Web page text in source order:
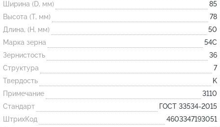
Огнеупорные
изделия
Скачать каталог
Тигель
Муфель
Черпак
Шербер
Ширина (D, мм)
85
Высота (T, мм)
78
Длина, (H, мм)
50
Марка зерна
54С
Зернистость
36
Структура
7
Твердость
K
Примечание
3110
Стандарт
ГОСТ 33534-2015
ШтрихКод
4603347193051